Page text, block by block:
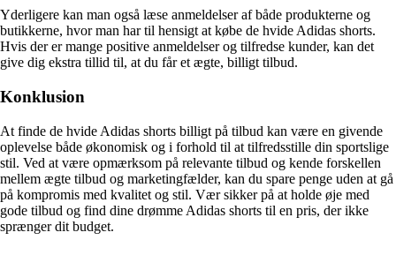
Yderligere kan man også læse anmeldelser af både produkterne og
butikkerne, hvor man har til hensigt at købe de hvide Adidas shorts.
Hvis der er mange positive anmeldelser og tilfredse kunder, kan det
give dig ekstra tillid til, at du får et ægte, billigt tilbud.
Konklusion
At finde de hvide Adidas shorts billigt på tilbud kan være en givende
oplevelse både økonomisk og i forhold til at tilfredsstille din sportslige
stil. Ved at være opmærksom på relevante tilbud og kende forskellen
mellem ægte tilbud og marketingfælder, kan du spare penge uden at gå
på kompromis med kvalitet og stil. Vær sikker på at holde øje med
gode tilbud og find dine drømme Adidas shorts til en pris, der ikke
sprænger dit budget.